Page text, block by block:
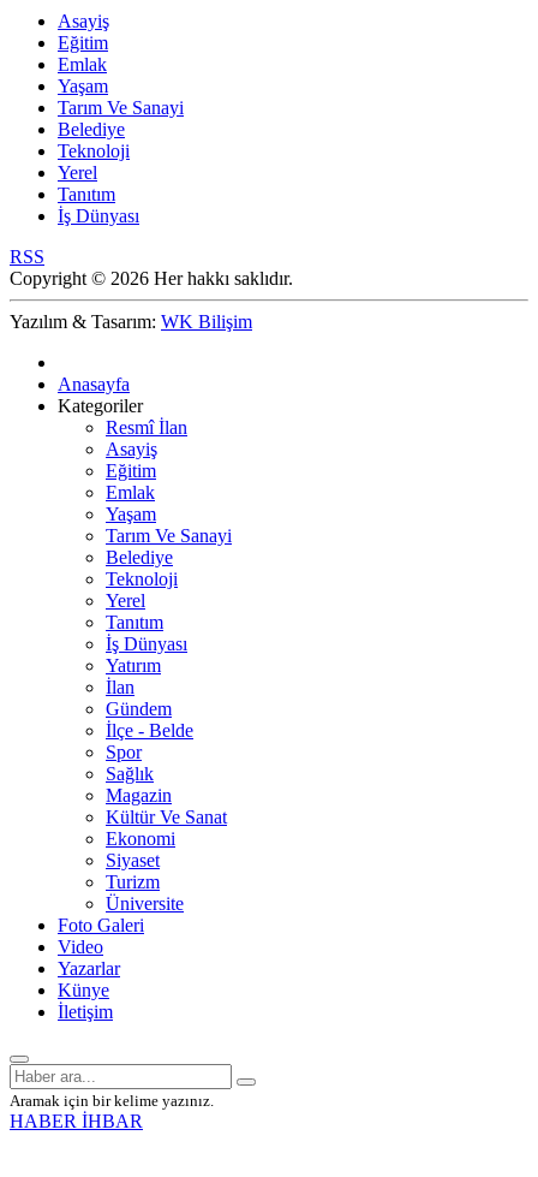
Asayiş
Eğitim
Emlak
Yaşam
Tarım Ve Sanayi
Belediye
Teknoloji
Yerel
Tanıtım
İş Dünyası
RSS
Copyright © 2026 Her hakkı saklıdır.
Yazılım & Tasarım: WK Bilişim
Anasayfa
Kategoriler
Resmî İlan
Asayiş
Eğitim
Emlak
Yaşam
Tarım Ve Sanayi
Belediye
Teknoloji
Yerel
Tanıtım
İş Dünyası
Yatırım
İlan
Gündem
İlçe - Belde
Spor
Sağlık
Magazin
Kültür Ve Sanat
Ekonomi
Siyaset
Turizm
Üniversite
Foto Galeri
Video
Yazarlar
Künye
İletişim
Aramak için bir kelime yazınız.
HABER İHBAR